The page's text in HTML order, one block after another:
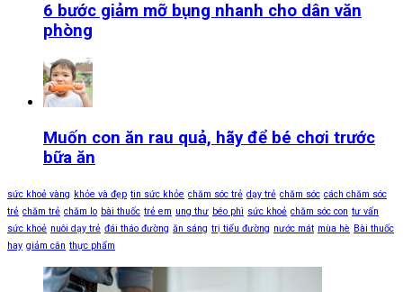
6 bước giảm mỡ bụng nhanh cho dân văn
phòng
Muốn con ăn rau quả, hãy để bé chơi trước
bữa ăn
sức khoẻ vàng khỏe và đẹp tin sức khỏe chăm sóc trẻ dạy trẻ chăm sóc cách chăm sóc
trẻ chăm trẻ chăm lo bài thuốc trẻ em ung thư béo phì sức khoẻ chăm sóc con tư vấn
sức khoẻ nuôi dạy trẻ đái tháo đường ăn sáng trị tiểu đường nước mát mùa hè Bài thuốc
hay giảm cân thực phẩm